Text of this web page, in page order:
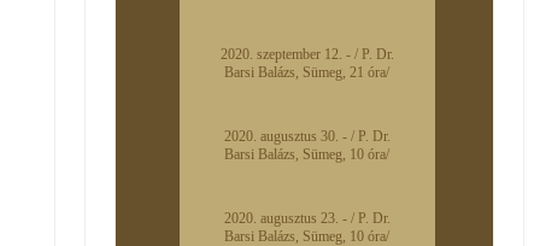
2020. szeptember 12. - / P. Dr.
Barsi Balázs, Sümeg, 21 óra/
2020. augusztus 30. - / P. Dr.
Barsi Balázs, Sümeg, 10 óra/
2020. augusztus 23. - / P. Dr.
Barsi Balázs, Sümeg, 10 óra/